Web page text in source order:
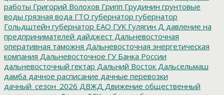
работы Григорий Волохов Грипп Грудинин грунтовые
воды грязная вода ГТО губернатор губернатор
Гольдштейн губернатор ЕАО ГУК Гулягин Д давление на
предпринимателей дайджест Дальневосточная
оперативная таможня Дальневосточная энергетическая
компания Дальневосточное ГУ Банка России
дальневосточный гектар Дальний Восток Дальсельмаш
дамба дачное расписание дачные перевозки
дачный_сезон_2026 ДВЖД Движение общественный